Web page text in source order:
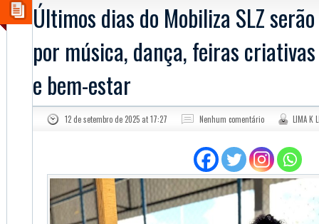
Últimos dias do Mobiliza SLZ
por música, dança, feiras
e bem-estar
12 de setembro de 2025 at 17:27 Nenhum comentário LIMA K